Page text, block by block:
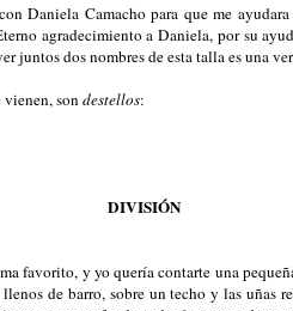
Daniela Camacho para que me
agradecimiento a Daniela, por su
juntos dos nombres de esta talla es una
vienen, sondestellos:
DIVISIÓN
favorito, y yo quería contarte una
de barro, sobre un techo y las uñas